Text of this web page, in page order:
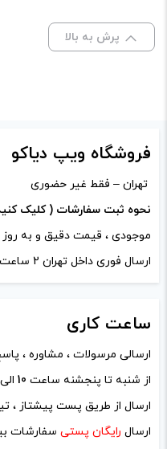
نیکوتین: 50 میلی گرم
نشانی ایمیل شما منتشر
علامت‌گذاری شده‌اند
دیدگاه شما*
نام*
پرش به بالا
فروشگاه ویپ دیاکو
تهران – فقط غیر حضوری
نحوه ثبت سفارشات ( کلیک
موجودی ، قیمت دقیق و به روز
ارسال فوری داخل تهران 2 ساعت / دیگر شهرها 2 تا 4 روز
ساعت کاری
ارسالی مرسولات ، مشاوره ،
از شنبه تا پنجشنه ساعت 10 الی
ارسال از طریق پست پیشتاز ،
ارسال رایگان پستی سفارشات